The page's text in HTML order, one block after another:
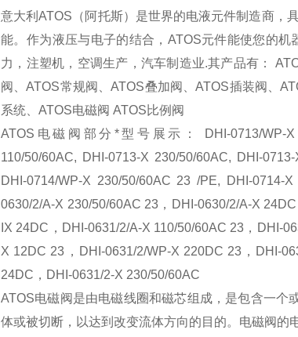
意大利ATOS（阿托斯）是世界的电液元件制造商，
能。作为液压与电子的结合，ATOS元件能使您的
力，注塑机，空调生产，汽车制造业.其产品有：
阀、ATOS常规阀、ATOS叠加阀、ATOS插装阀、
系统、ATOS电磁阀 ATOS比例阀
ATOS电磁阀部分*型号展示： DHI-0713/WP-X
110/50/60AC, DHI-0713-X 230/50/60AC, DHI-
DHI-0714/WP-X 230/50/60AC 23 /PE, DHI-
0630/2/A-X 230/50/60AC 23，DHI-0630/2/A-X
IX 24DC，DHI-0631/2/A-X 110/50/60AC 23，DHI-
X 12DC 23，DHI-0631/2/WP-X 220DC 23，DHI-
24DC，DHI-0631/2-X 230/50/60AC
ATOS电磁阀是由电磁线圈和磁芯组成，是包含一个
体或被切断，以达到改变流体方向的目的。电磁阀